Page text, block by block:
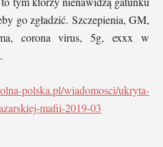
go zgładzić. Szczepienia, GM,
corona virus, 5g, exxx w
polska.pl/wiadomosci/ukryta-
mafii-2019-03